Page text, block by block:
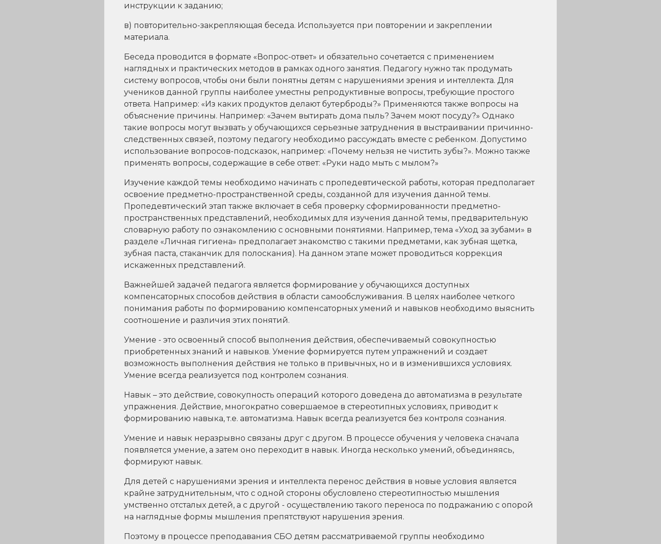
инструкции к заданию;
в) повторительно-закрепляющая беседа. Используется при повторении и закреплении
материала.
Беседа проводится в формате «Вопрос-ответ» и обязательно сочетается с применением
наглядных и практических методов в рамках одного занятия. Педагогу нужно так продумать
систему вопросов, чтобы они были понятны детям с нарушениями зрения и интеллекта. Для
учеников данной группы наиболее уместны репродуктивные вопросы, требующие простого
ответа. Например: «Из каких продуктов делают бутерброды?» Применяются также вопросы на
объяснение причины. Например: «Зачем вытирать дома пыль? Зачем моют посуду?» Однако
такие вопросы могут вызвать у обучающихся серьезные затруднения в выстраивании причинно-
следственных связей, поэтому педагогу необходимо рассуждать вместе с ребенком. Допустимо
использование вопросов-подсказок, например: «Почему нельзя не чистить зубы?». Можно также
применять вопросы, содержащие в себе ответ: «Руки надо мыть с мылом?»
Изучение каждой темы необходимо начинать с пропедевтической работы, которая предполагает
освоение предметно-пространственной среды, созданной для изучения данной темы.
Пропедевтический этап также включает в себя проверку сформированности предметно-
пространственных представлений, необходимых для изучения данной темы, предварительную
словарную работу по ознакомлению с основными понятиями. Например, тема «Уход за зубами» в
разделе «Личная гигиена» предполагает знакомство с такими предметами, как зубная щетка,
зубная паста, стаканчик для полоскания). На данном этапе может проводиться коррекция
искаженных представлений.
Важнейшей задачей педагога является формирование у обучающихся доступных
компенсаторных способов действия в области самообслуживания. В целях наиболее четкого
понимания работы по формированию компенсаторных умений и навыков необходимо выяснить
соотношение и различия этих понятий.
Умение - это освоенный способ выполнения действия, обеспечиваемый совокупностью
приобретенных знаний и навыков. Умение формируется путем упражнений и создает
возможность выполнения действия не только в привычных, но и в изменившихся услови­ях.
Умение всегда реализуется под контролем сознания.
Навык – это действие, совокупность операций которого доведена до автоматизма в результате
упражнения. Действие, многократно совершаемое в стереотипных условиях, приводит к
формированию навыка, т.е. автоматизма. Навык всегда реализуется без контроля сознания.
Умение и навык неразрывно связаны друг с другом. В процессе обучения у человека сначала
появляется умение, а затем оно переходит в навык. Иногда несколько умений, объединяясь,
формируют навык.
Для детей с нарушениями зрения и интеллекта перенос действия в новые условия является
крайне затруднительным, что с одной стороны обусловлено стереотипностью мышления
умственно отсталых детей, а с другой - осуществлению такого переноса по подражанию с опорой
на наглядные формы мышления препятствуют нарушения зрения.
Поэтому в процессе преподавания СБО детям рассматриваемой группы необходимо